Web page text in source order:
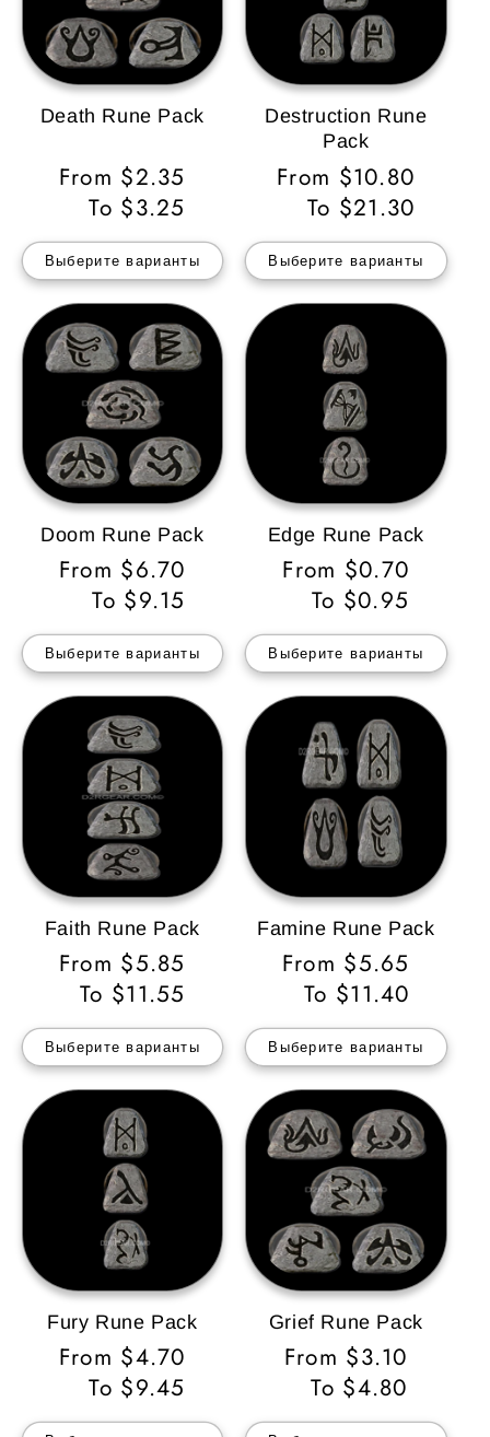
Death Rune Pack
Обычная
цена
From $2.35
To $3.25
Выберите варианты
Destruction Rune
Pack
Обычная
цена
From $10.80
To $21.30
Выберите варианты
Doom Rune Pack
Обычная
цена
From $6.70
To $9.15
Выберите варианты
Edge Rune Pack
Обычная
цена
From $0.70
To $0.95
Выберите варианты
Faith Rune Pack
Обычная
цена
From $5.85
To $11.55
Выберите варианты
Famine Rune Pack
Обычная
цена
From $5.65
To $11.40
Выберите варианты
Fury Rune Pack
Обычная
цена
From $4.70
To $9.45
Grief Rune Pack
Обычная
цена
From $3.10
To $4.80